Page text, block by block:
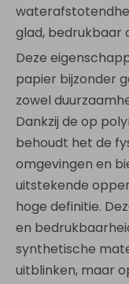
glad, bedrukbaar
Deze
papier bijzonder
zowel
Dankzij de op
behoudt het de
omgevingen en
uitstekende
hoge definitie.
en
synthetische
uitblinken, maar